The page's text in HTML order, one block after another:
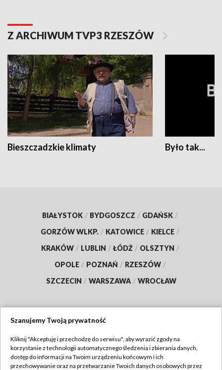
Z ARCHIWUM TVP3 RZESZÓW
Bieszczadzkie klimaty Było tak...
BIAŁYSTOK / BYDGOSZCZ / GDAŃSK /
GORZÓW WLKP. / KATOWICE / KIELCE /
KRAKÓW / LUBLIN / ŁÓDŹ / OLSZTYN /
OPOLE / POZNAŃ / RZESZÓW /
SZCZECIN / WARSZAWA / WROCŁAW
TVP
Abonament TVP
Szanujemy Twoją prywatność
Kliknij "Akceptuję i przechodzę do serwisu", aby wyrazić zgody na
korzystanie z technologii automatycznego śledzenia i zbierania danych,
dostęp do informacji na Twoim urządzeniu końcowym i ich
przechowywanie oraz na przetwarzanie Twoich danych osobowych przez